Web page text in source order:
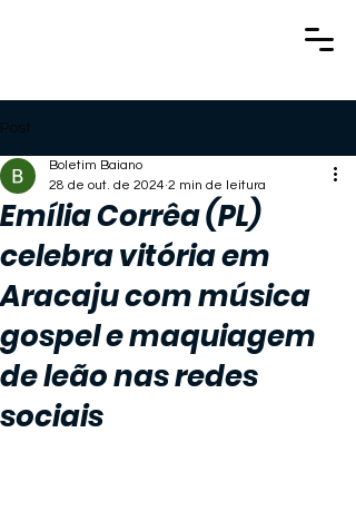
Post
Emília Corrêa (PL)
celebra vitória em
Aracaju com música
gospel e maquiagem
de leão nas redes
sociais
Boletim Baiano
28 de out. de 2024 2 min de leitura